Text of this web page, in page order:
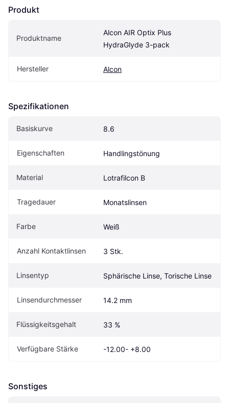
Produkt
Produktname
Alcon AIR Optix Plus
HydraGlyde 3-pack
Hersteller Alcon
Spezifikationen
Basiskurve 8.6
Eigen­schaften Handlingstönung
Material Lotrafilcon B
Tragedauer Monatslinsen
Farbe Weiß
Anzahl Kontaktlinsen 3 Stk.
Linsentyp Sphärische Linse, Torische Linse
Linsendurchmesser 14.2 mm
Flüssigkeitsgehalt 33 %
Verfügbare Stärke -12.00- +8.00
Sonstiges